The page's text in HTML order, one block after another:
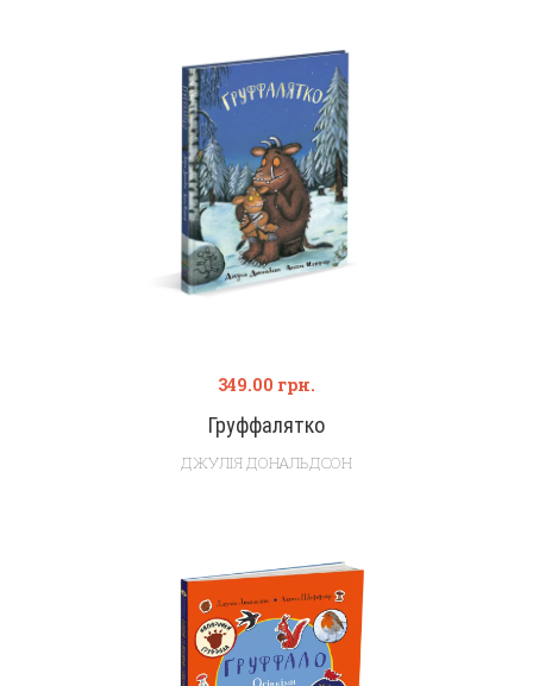
Груффалятко
349.00 грн.
ДЖУЛІЯ ДОНАЛЬДСОН